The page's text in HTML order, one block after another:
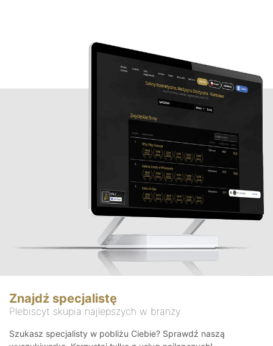
Znajdź specjalistę
Plebiscyt skupia najlepszych w branży
Szukasz specjalisty w pobliżu Ciebie? Sprawdź naszą